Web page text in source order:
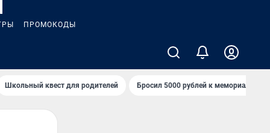
ПРОМОКОДЫ
Школьный квест для родителей Бросил 5000 рублей к мемориалу